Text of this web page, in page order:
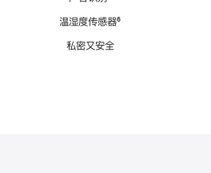
温湿度传感器脚
⁶
私密又安全